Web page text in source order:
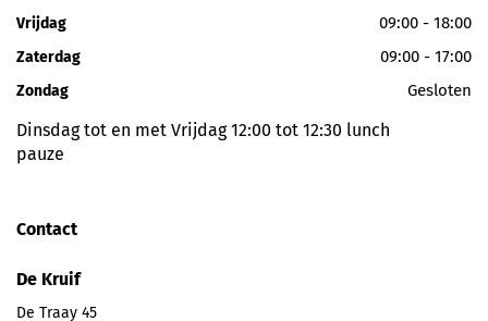
Vrijdag 09:00 - 18:00
Zaterdag 09:00 - 17:00
Zondag Gesloten
Dinsdag tot en met Vrijdag 12:00 tot 12:30 lunch
pauze
Contact
De Kruif
De Traay 45